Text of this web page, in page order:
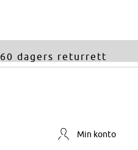
60 dagers returrett
Min konto